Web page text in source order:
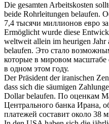
Die gesamten Arbeitskosten
beide Rohrleitungen belaufen.
7,4 тысячи миллионов евро
Ermöglicht wurde diese
weltweit allein im heurigen
belaufen. Это стало
которые в мировом масштабе
в одном этом году.
Der Präsident der iranischen
dass sich die säumigen
Dollarbelaufen. По оценкам
Центрального банка Ирана,
платежей составит около 38